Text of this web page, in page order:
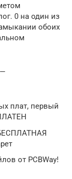
0 на один из
обоих
плат, первый
от PCBWay!